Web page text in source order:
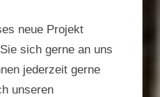
neue Projekt
sich gerne an uns
jederzeit gerne
unseren